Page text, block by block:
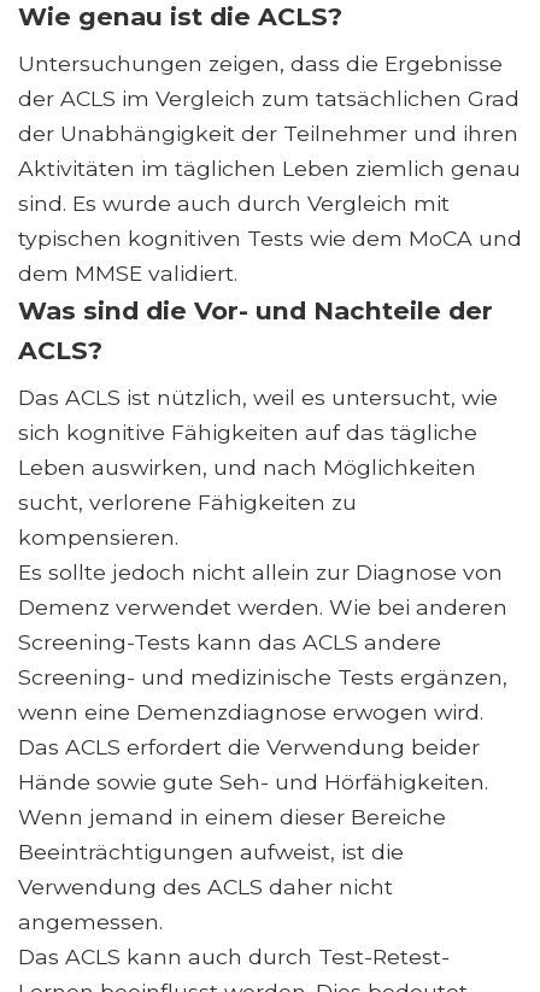
Wie genau ist die ACLS?
Untersuchungen zeigen, dass die Ergebnisse
der ACLS im Vergleich zum tatsächlichen Grad
der Unabhängigkeit der Teilnehmer und ihren
Aktivitäten im täglichen Leben ziemlich genau
sind. Es wurde auch durch Vergleich mit
typischen kognitiven Tests wie dem MoCA und
dem MMSE validiert.
Was sind die Vor- und Nachteile der
ACLS?
Das ACLS ist nützlich, weil es untersucht, wie
sich kognitive Fähigkeiten auf das tägliche
Leben auswirken, und nach Möglichkeiten
sucht, verlorene Fähigkeiten zu
kompensieren.
Es sollte jedoch nicht allein zur Diagnose von
Demenz verwendet werden. Wie bei anderen
Screening-Tests kann das ACLS andere
Screening- und medizinische Tests ergänzen,
wenn eine Demenzdiagnose erwogen wird.
Das ACLS erfordert die Verwendung beider
Hände sowie gute Seh- und Hörfähigkeiten.
Wenn jemand in einem dieser Bereiche
Beeinträchtigungen aufweist, ist die
Verwendung des ACLS daher nicht
angemessen.
Das ACLS kann auch durch Test-Retest-